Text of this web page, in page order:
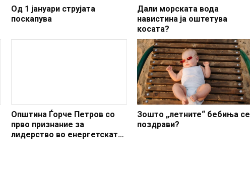
Од 1 јануари струјата
поскапува
Општина Ѓорче Петров со
прво признание за
лидерство во енергетската
Дали морската вода
навистина ја оштетува
косата?
Зошто „летните“ бебиња се
поздрави?